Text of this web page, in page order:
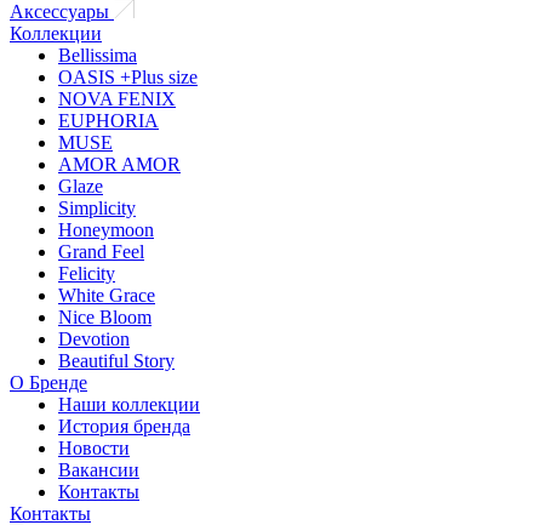
Аксессуары
Коллекции
Bellissima
OASIS +Plus size
NOVA FENIX
EUPHORIA
MUSE
AMOR AMOR
Glaze
Simplicity
Honeymoon
Grand Feel
Felicity
White Grace
Nice Bloom
Devotion
Beautiful Story
О Бренде
Наши коллекции
История бренда
Новости
Вакансии
Контакты
Контакты